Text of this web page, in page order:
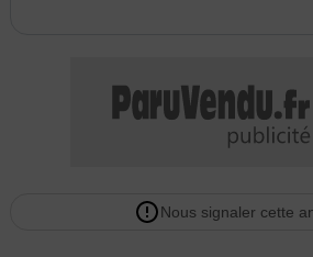
Nous signaler cette